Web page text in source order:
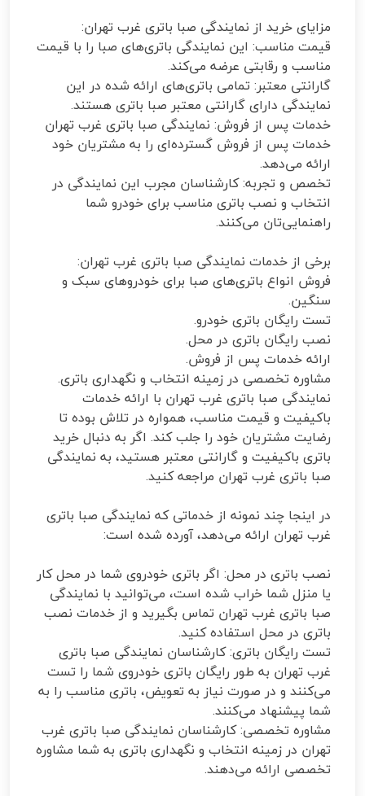
مزایای خرید از نمایندگی صبا باتری غرب تهران:
قیمت مناسب: این نمایندگی باتری‌های صبا را با قیمت
مناسب و رقابتی عرضه می‌کند.
گارانتی معتبر: تمامی باتری‌های ارائه شده در این
نمایندگی دارای گارانتی معتبر صبا باتری هستند.
خدمات پس از فروش: نمایندگی صبا باتری غرب تهران
خدمات پس از فروش گسترده‌ای را به مشتریان خود
ارائه می‌دهد.
تخصص و تجربه: کارشناسان مجرب این نمایندگی در
انتخاب و نصب باتری مناسب برای خودرو شما
راهنمایی‌تان می‌کنند.
برخی از خدمات نمایندگی صبا باتری غرب تهران:
فروش انواع باتری‌های صبا برای خودروهای سبک و
سنگین.
تست رایگان باتری خودرو.
نصب رایگان باتری در محل.
ارائه خدمات پس از فروش.
مشاوره تخصصی در زمینه انتخاب و نگهداری باتری.
نمایندگی صبا باتری غرب تهران با ارائه خدمات
باکیفیت و قیمت مناسب، همواره در تلاش بوده تا
رضایت مشتریان خود را جلب کند. اگر به دنبال خرید
باتری باکیفیت و گارانتی معتبر هستید، به نمایندگی
صبا باتری غرب تهران مراجعه کنید.
در اینجا چند نمونه از خدماتی که نمایندگی صبا باتری
غرب تهران ارائه می‌دهد، آورده شده است:
نصب باتری در محل: اگر باتری خودروی شما در محل کار
یا منزل شما خراب شده است، می‌توانید با نمایندگی
صبا باتری غرب تهران تماس بگیرید و از خدمات نصب
باتری در محل استفاده کنید.
تست رایگان باتری: کارشناسان نمایندگی صبا باتری
غرب تهران به طور رایگان باتری خودروی شما را تست
می‌کنند و در صورت نیاز به تعویض، باتری مناسب را به
شما پیشنهاد می‌کنند.
مشاوره تخصصی: کارشناسان نمایندگی صبا باتری غرب
تهران در زمینه انتخاب و نگهداری باتری به شما مشاوره
تخصصی ارائه می‌دهند.